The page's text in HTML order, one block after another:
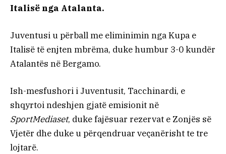
Italisë nga Atalanta.
Juventusi u përball me eliminimin nga Kupa e
Italisë të enjten mbrëma, duke humbur 3-0 kundër
Atalantës në Bergamo.
Ish-mesfushori i Juventusit, Tacchinardi, e
shqyrtoi ndeshjen gjatë emisionit në
SportMediaset, duke fajësuar rezervat e Zonjës së
Vjetër dhe duke u përqendruar veçanërisht te tre
lojtarë.